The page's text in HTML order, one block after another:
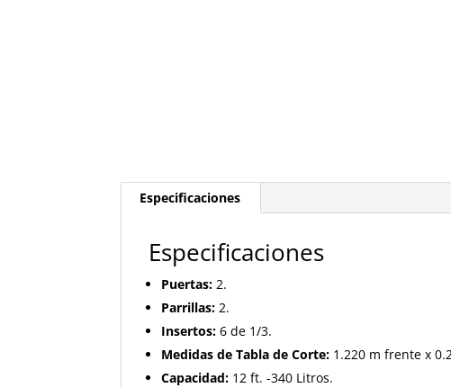
Especificaciones
Especificaciones
Puertas:2.
Parrillas: 2.
Insertos: 6 de 1/3.
Medidas de Tabla de Corte: 1.220 m frente x
Capacidad: 12 ft. -340 Litros.